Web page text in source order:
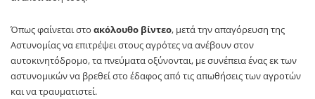
Όπως φαίνεται στο ακόλουθο βίντεο, μετά την απαγόρευση της
Αστυνομίας να επιτρέψει στους αγρότες να ανέβουν στον
αυτοκινητόδρομο, τα πνεύματα οξύνονται, με συνέπεια ένας εκ των
αστυνομικών να βρεθεί στο έδαφος από τις απωθήσεις των αγροτών
και να τραυματιστεί.